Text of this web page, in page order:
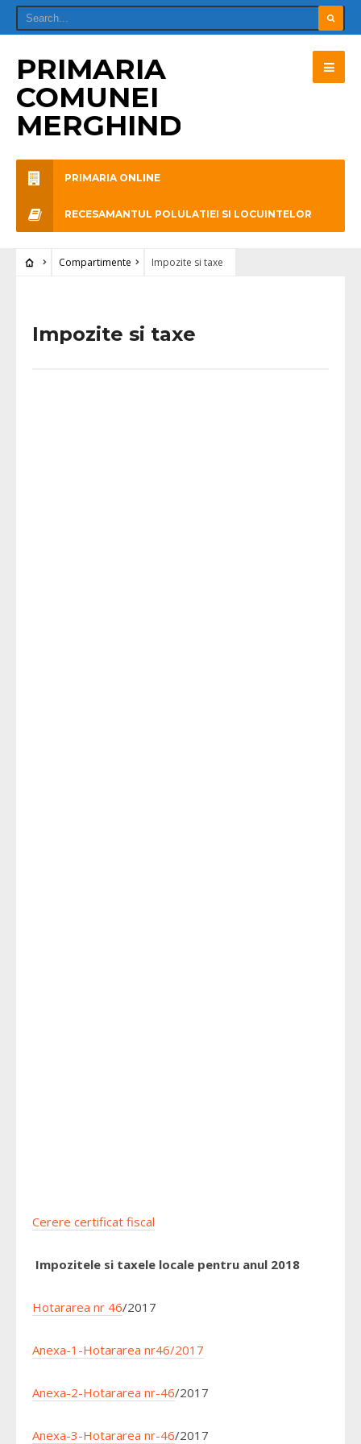
PRIMARIA
COMUNEI
MERGHINDEAL
PRIMARIA ONLINE
RECESAMANTUL POLULATIEI SI LOCUINTELOR
Compartimente Impozite si taxe
Impozite si taxe
Cerere certificat fiscal
Impozitele si taxele locale pentru anul 2018
Hotararea nr 46/2017
Anexa-1-Hotararea nr46/2017
Anexa-2-Hotararea nr-46/2017
Anexa-3-Hotararea nr-46/2017